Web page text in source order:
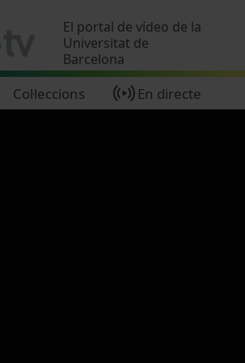
El portal de vídeo de la
Universitat de
Barcelona
Col·leccions En directe